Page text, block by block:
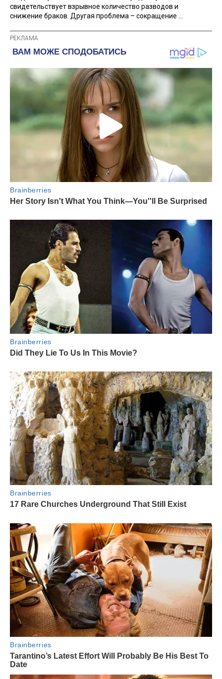
свидетельствует взрывное количество разводов и
снижение браков. Другая проблема – сокращение ...